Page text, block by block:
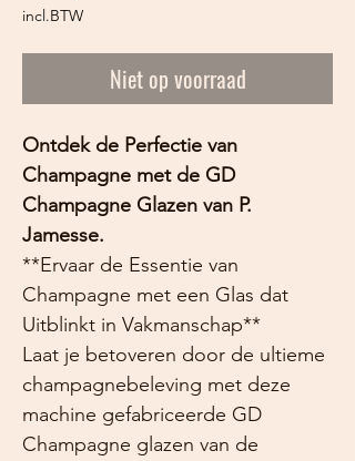
incl.BTW
Niet op voorraad
Ontdek de Perfectie van
Champagne met de GD
Champagne Glazen van P.
Jamesse.
**Ervaar de Essentie van
Champagne met een Glas dat
Uitblinkt in Vakmanschap**
Laat je betoveren door de ultieme
champagnebeleving met deze
machine gefabriceerde GD
Champagne glazen van de